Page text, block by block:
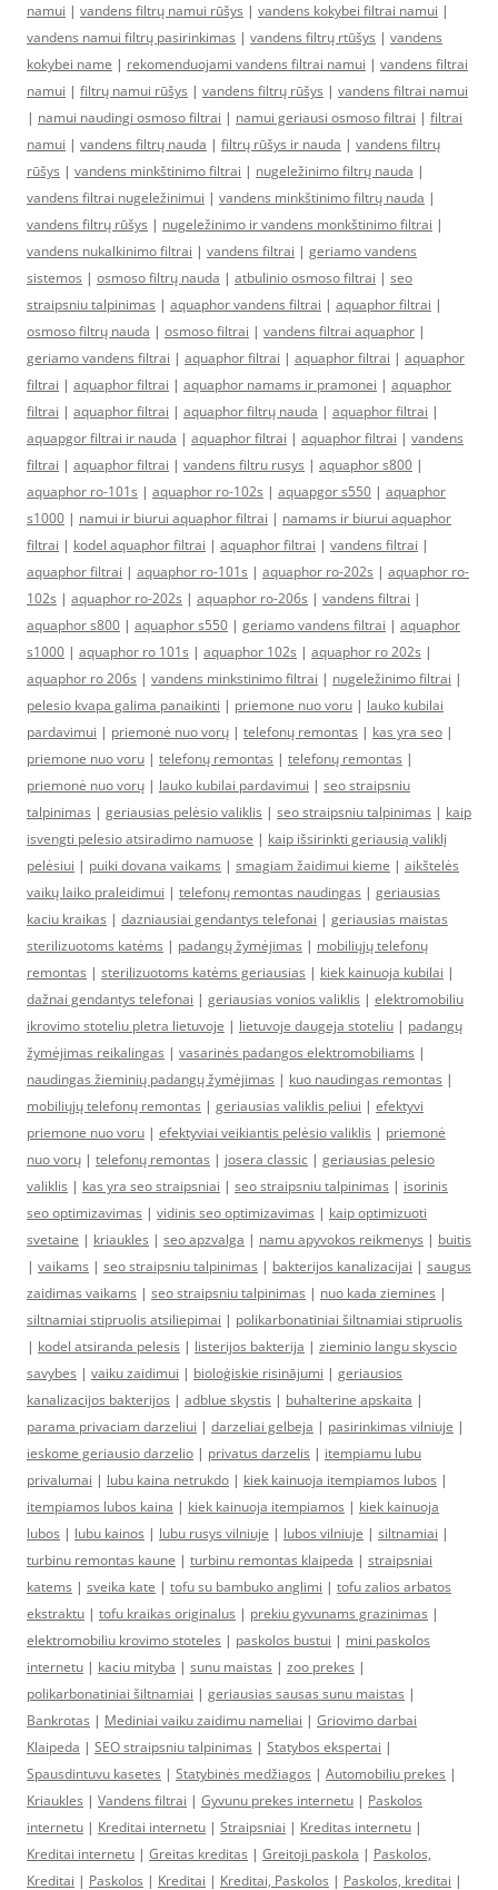
namui | vandens filtrų namui rūšys | vandens kokybei filtrai namui |
vandens namui filtrų pasirinkimas | vandens filtrų rtūšys | vandens
kokybei name | rekomenduojami vandens filtrai namui | vandens filtrai
namui | filtrų namui rūšys | vandens filtrų rūšys | vandens filtrai namui
| namui naudingi osmoso filtrai | namui geriausi osmoso filtrai | filtrai
namui | vandens filtrų nauda | filtrų rūšys ir nauda | vandens filtrų
rūšys | vandens minkštinimo filtrai | nugeležinimo filtrų nauda |
vandens filtrai nugeležinimui | vandens minkštinimo filtrų nauda |
vandens filtrų rūšys | nugeležinimo ir vandens monkštinimo filtrai |
vandens nukalkinimo filtrai | vandens filtrai | geriamo vandens
sistemos | osmoso filtrų nauda | atbulinio osmoso filtrai | seo
straipsniu talpinimas | aquaphor vandens filtrai | aquaphor filtrai |
osmoso filtrų nauda | osmoso filtrai | vandens filtrai aquaphor |
geriamo vandens filtrai | aquaphor filtrai | aquaphor filtrai | aquaphor
filtrai | aquaphor filtrai | aquaphor namams ir pramonei | aquaphor
filtrai | aquaphor filtrai | aquaphor filtrų nauda | aquaphor filtrai |
aquapgor filtrai ir nauda | aquaphor filtrai | aquaphor filtrai | vandens
filtrai | aquaphor filtrai | vandens filtru rusys | aquaphor s800 |
aquaphor ro-101s | aquaphor ro-102s | aquapgor s550 | aquaphor
s1000 | namui ir biurui aquaphor filtrai | namams ir biurui aquaphor
filtrai | kodel aquaphor filtrai | aquaphor filtrai | vandens filtrai |
aquaphor filtrai | aquaphor ro-101s | aquaphor ro-202s | aquaphor ro-
102s | aquaphor ro-202s | aquaphor ro-206s | vandens filtrai |
aquaphor s800 | aquaphor s550 | geriamo vandens filtrai | aquaphor
s1000 | aquaphor ro 101s | aquaphor 102s | aquaphor ro 202s |
aquaphor ro 206s | vandens minkstinimo filtrai | nugeležinimo filtrai |
pelesio kvapa galima panaikinti | priemone nuo voru | lauko kubilai
pardavimui | priemonė nuo vorų | telefonų remontas | kas yra seo |
priemone nuo voru | telefonų remontas | telefonų remontas |
priemonė nuo vorų | lauko kubilai pardavimui | seo straipsniu
talpinimas | geriausias pelėsio valiklis | seo straipsniu talpinimas | kaip
isvengti pelesio atsiradimo namuose | kaip išsirinkti geriausią valiklį
pelėsiui | puiki dovana vaikams | smagiam žaidimui kieme | aikštelės
vaikų laiko praleidimui | telefonų remontas naudingas | geriausias
kaciu kraikas | dazniausiai gendantys telefonai | geriausias maistas
sterilizuotoms katėms | padangų žymėjimas | mobiliųjų telefonų
remontas | sterilizuotoms katėms geriausias | kiek kainuoja kubilai |
dažnai gendantys telefonai | geriausias vonios valiklis | elektromobiliu
ikrovimo stoteliu pletra lietuvoje | lietuvoje daugeja stoteliu | padangų
žymėjimas reikalingas | vasarinės padangos elektromobiliams |
naudingas žieminių padangų žymėjimas | kuo naudingas remontas |
mobiliųjų telefonų remontas | geriausias valiklis peliui | efektyvi
priemone nuo voru | efektyviai veikiantis pelėsio valiklis | priemonė
nuo vorų | telefonų remontas | josera classic | geriausias pelesio
valiklis | kas yra seo straipsniai | seo straipsniu talpinimas | isorinis
seo optimizavimas | vidinis seo optimizavimas | kaip optimizuoti
svetaine | kriaukles | seo apzvalga | namu apyvokos reikmenys | buitis
| vaikams | seo straipsniu talpinimas | bakterijos kanalizacijai | saugus
zaidimas vaikams | seo straipsniu talpinimas | nuo kada ziemines |
siltnamiai stipruolis atsiliepimai | polikarbonatiniai šiltnamiai stipruolis
| kodel atsiranda pelesis | listerijos bakterija | zieminio langu skyscio
savybes | vaiku zaidimui | bioloģiskie risinājumi | geriausios
kanalizacijos bakterijos | adblue skystis | buhalterine apskaita |
parama privaciam darzeliui | darzeliai gelbeja | pasirinkimas vilniuje |
ieskome geriausio darzelio | privatus darzelis | itempiamu lubu
privalumai | lubu kaina netrukdo | kiek kainuoja itempiamos lubos |
itempiamos lubos kaina | kiek kainuoja itempiamos | kiek kainuoja
lubos | lubu kainos | lubu rusys vilniuje | lubos vilniuje | siltnamiai |
turbinu remontas kaune | turbinu remontas klaipeda | straipsniai
katems | sveika kate | tofu su bambuko anglimi | tofu zalios arbatos
ekstraktu | tofu kraikas originalus | prekiu gyvunams grazinimas |
elektromobiliu krovimo stoteles | paskolos bustui | mini paskolos
internetu | kaciu mityba | sunu maistas | zoo prekes |
polikarbonatiniai šiltnamiai | geriausias sausas sunu maistas |
Bankrotas | Mediniai vaiku zaidimu nameliai | Griovimo darbai
Klaipeda | SEO straipsniu talpinimas | Statybos ekspertai |
Spausdintuvu kasetes | Statybinės medžiagos | Automobiliu prekes |
Kriaukles | Vandens filtrai | Gyvunu prekes internetu | Paskolos
internetu | Kreditai internetu | Straipsniai | Kreditas internetu |
Kreditai internetu | Greitas kreditas | Greitoji paskola | Paskolos,
Kreditai | Paskolos | Kreditai | Kreditai, Paskolos | Paskolos, kreditai |